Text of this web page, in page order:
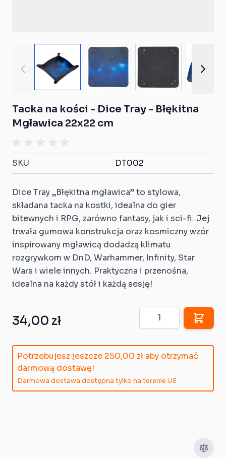
View larger imageView larger imageView larger
Tacka na kości - Dice Tray - Błękitna
Mgławica 22x22 cm
SKU DT002
Dice Tray „Błękitna mgławica” to stylowa,
składana tacka na kostki, idealna do gier
bitewnych i RPG, zarówno fantasy, jak i sci-fi. Jej
trwała gumowa konstrukcja oraz kosmiczny wzór
inspirowany mgławicą dodadzą klimatu
rozgrywkom w DnD, Warhammer, Infinity, Star
Wars i wiele innych. Praktyczna i przenośna,
idealna na każdy stół i każdą sesję!
34,00 zł
Ilość
Potrzebujesz jeszcze 250,00 zł aby otrzymać
darmową dostawę!
Darmowa dostawa dostępna tylko na terenie UE